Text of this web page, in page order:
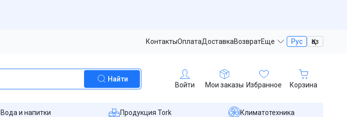
КонтактыОплатаДоставкаВозвратЕще Рус Қаз
Найти
Войти Мои заказы Избранное Корзина
Вода и напитки Продукция Tork Климатотехника